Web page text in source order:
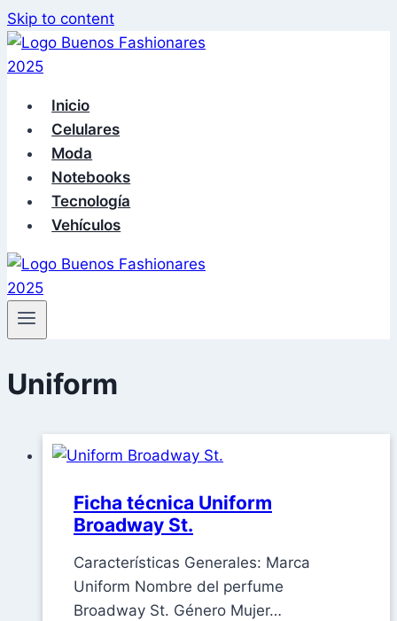
Skip to content
Inicio
Celulares
Moda
Notebooks
Tecnología
Vehículos
Uniform
Ficha técnica Uniform
Broadway St.
Características Generales: Marca
Uniform Nombre del perfume
Broadway St. Género Mujer…